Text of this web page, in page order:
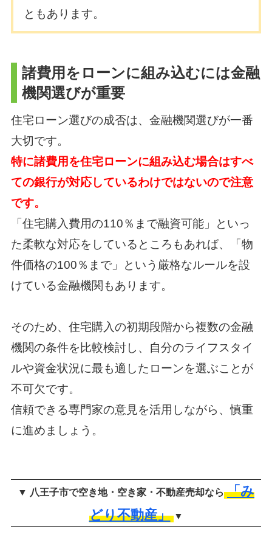
ともあります。
諸費用をローンに組み込むには金融
機関選びが重要
住宅ローン選びの成否は、金融機関選びが一番
大切です。
特に諸費用を住宅ローンに組み込む場合はすべ
ての銀行が対応しているわけではないので注意
です。
「住宅購入費用の110％まで融資可能」といっ
た柔軟な対応をしているところもあれば、「物
件価格の100％まで」という厳格なルールを設
けている金融機関もあります。
そのため、住宅購入の初期段階から複数の金融
機関の条件を比較検討し、自分のライフスタイ
ルや資金状況に最も適したローンを選ぶことが
不可欠です。
信頼できる専門家の意見を活用しながら、慎重
に進めましょう。
▼ 八王子市で空き地・空き家・不動産売却なら 「み
どり不動産」 ▼